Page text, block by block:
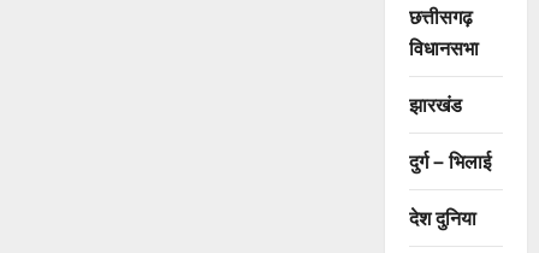
छत्तीसगढ़
विधानसभा
झारखंड
दुर्ग – भिलाई
देश दुनिया